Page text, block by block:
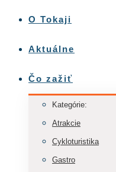
O Tokaji
Aktuálne
Čo zažiť
Kategórie:
Atrakcie
Cykloturistika
Gastro